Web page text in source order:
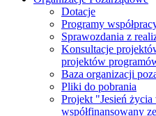
Dotacje
Programy
Sprawozdania z
Konsultacje
projektów
Baza organizacji
Pliki do pobrania
Projekt "Jesień
współfinansowany